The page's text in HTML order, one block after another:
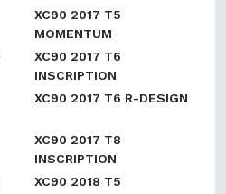
XC90 2017 T5
MOMENTUM
XC90 2017 T6
INSCRIPTION
XC90 2017 T6 R-DESIGN
XC90 2017 T8
INSCRIPTION
XC90 2018 T5